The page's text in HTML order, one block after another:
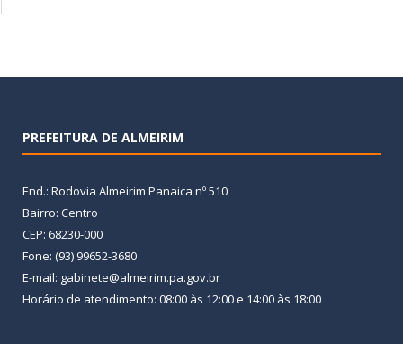
PREFEITURA DE ALMEIRIM
End.: Rodovia Almeirim Panaica nº 510
Bairro: Centro
CEP: 68230-000
Fone: (93) 99652-3680
E-mail: gabinete@almeirim.pa.gov.br
Horário de atendimento: 08:00 às 12:00 e 14:00 às 18:00